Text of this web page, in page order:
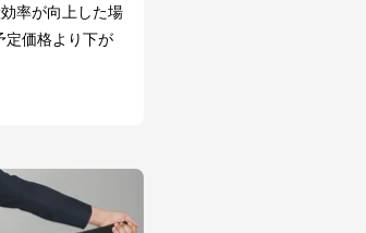
率が向上した場
定価格より下が